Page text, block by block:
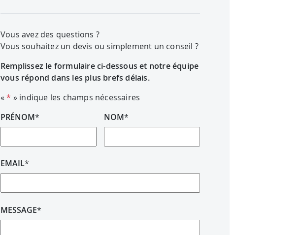
Vous avez des questions ?
Vous souhaitez un devis ou simplement un conseil ?
Remplissez le formulaire ci-dessous et notre équipe
vous répond dans les plus brefs délais.
«* » indique les champs nécessaires
PRÉNOM* NOM*
EMAIL*
MESSAGE*